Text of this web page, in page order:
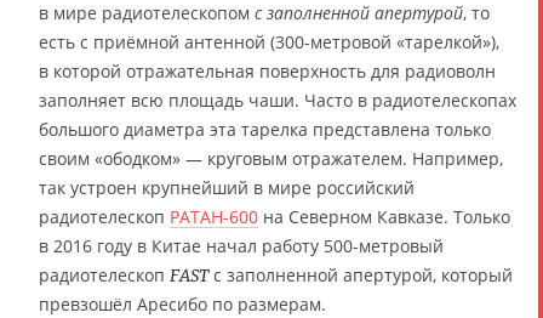
в мире радиотелескопом с заполненной апертурой, то
есть с приёмной антенной (300-метровой «тарелкой»),
в которой отражательная поверхность для радиоволн
заполняет всю площадь чаши. Часто в радиотелескопах
большого диаметра эта тарелка представлена только
своим «ободком» — круговым отражателем. Например,
так устроен крупнейший в мире российский
радиотелескоп РАТАН-600 на Северном Кавказе. Только
в 2016 году в Китае начал работу 500-метровый
радиотелескоп FASTс заполненной апертурой, который
превзошёл Аресибо по размерам.